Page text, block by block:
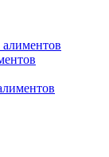
алиментов